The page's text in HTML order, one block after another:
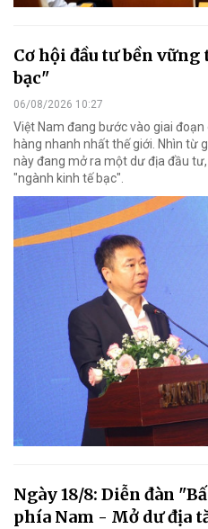
Cơ hội đầu tư bền
bạc"
06/08/2026 10:27
Việt Nam đang bước vào giai
hàng nhanh nhất thế giới. Nhìn từ
này đang mở ra một dư địa đầu
"ngành kinh tế bạc".
Ngày 18/8: Diễn đàn
phía Nam - Mở dư địa